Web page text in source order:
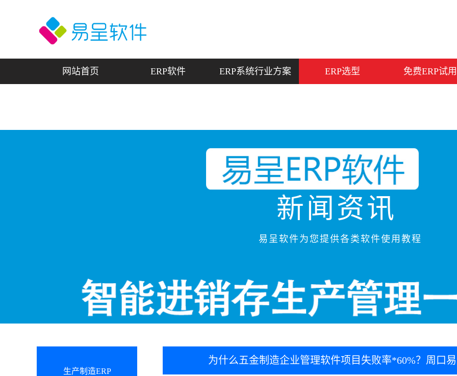
网站首页 ERP软件 ERP系统行业方案 ERP选型 免费ERP试用
新闻资讯
易呈软件为您提供各类软件使用教程
生产制造ERP
为什么五金制造企业管理软件项目失败率*60%？周口